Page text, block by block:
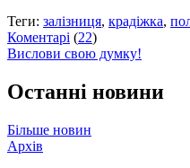
Теги: залізниця, крадіжка,
Коментарі (22)
Вислови свою думку!
Останні новини
Більше новин
Архів